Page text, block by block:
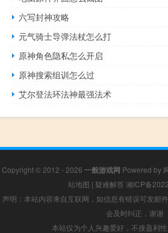
六写封神攻略
元气骑士导弹法杖怎么打
原神角色隐私怎么开启
原神搜索组训怎么过
艾尔登法环法神最强法术
Copyright © 2012 - 2026 一般游戏网 Powered by
站地图 | 疑难解答 湘ICP备
声明：本站内容来自互联网，如信息有错误可发邮
会及时纠正，谢谢
本站仅为个人兴趣爱好，不接盈利